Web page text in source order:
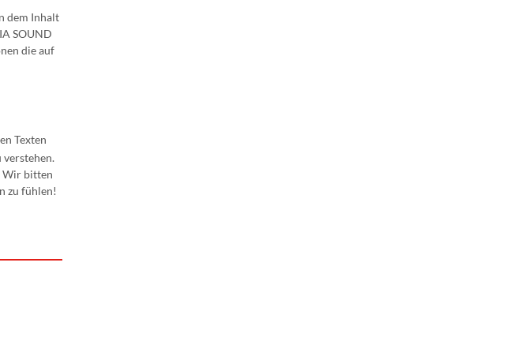
dem Inhalt
SOUND
die auf
Texten
verstehen.
Wir bitten
zu fühlen!